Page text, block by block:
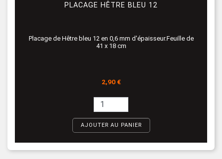
PLACAGE HÊTRE BLEU 12
Placage de Hêtre bleu 12 en 0,6 mm d'épaisseur.Feuille de
41 x 18 cm
Prix
2,90 €
AJOUTER AU PANIER